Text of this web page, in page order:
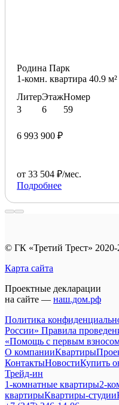
Родина Парк
1-комн. квартира 40.9 м²
Литер
3
Этаж
6
Номер
59
6 993 900 ₽
от 33 504 ₽/мес.
Подробнее
© ГК «Третий Трест» 2020-
Карта сайта
Проектные декларации
на сайте — наш.дом.рф
Политика
России» Правила
«Помощь с первым
О компанииКвартиры
КонтактыНовостиКупить
Трейд-ин
1-комнатные квартиры2-
квартирыКвартиры-студии